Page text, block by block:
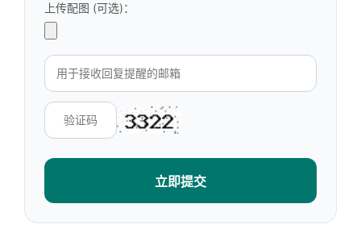
上传配图 (可选)：
立即提交